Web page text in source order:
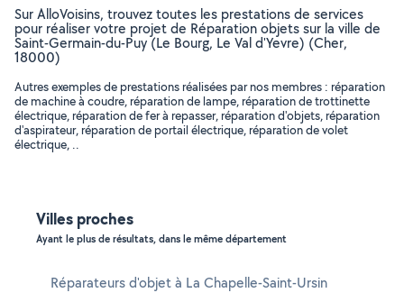
Sur AlloVoisins, trouvez toutes les prestations de services
pour réaliser votre projet de Réparation objets sur la ville de
Saint-Germain-du-Puy (Le Bourg, Le Val d'Yevre) (Cher,
18000)
Autres exemples de prestations réalisées par nos membres : réparation
de machine à coudre, réparation de lampe, réparation de trottinette
électrique, réparation de fer à repasser, réparation d'objets, réparation
d'aspirateur, réparation de portail électrique, réparation de volet
électrique, ..
Villes proches
Ayant le plus de résultats, dans le même département
Réparateurs d'objet à La Chapelle-Saint-Ursin